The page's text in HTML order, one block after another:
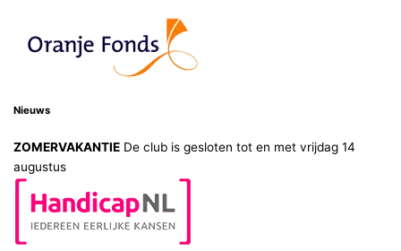
Nieuws
ZOMERVAKANTIE De club is gesloten tot en met vrijdag 14
augustus